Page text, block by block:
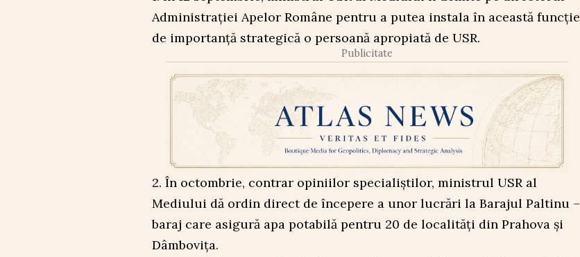
Administrației Apelor Române pentru a putea instala în această funcție
de importanță strategică o persoană apropiată de USR.
Publicitate
2. În octombrie, contrar opiniilor specialiștilor, ministrul USR al
Mediului dă ordin direct de începere a unor lucrări la Barajul Paltinu –
baraj care asigură apa potabilă pentru 20 de localități din Prahova și
Dâmbovița.